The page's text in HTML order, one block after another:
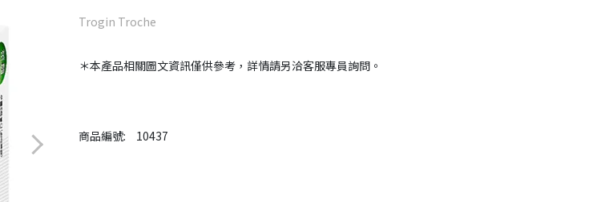
Trogin Troche
＊本產品相關圖文資訊僅供參考，詳情請另洽客服專員詢問。
商品編號: 10437